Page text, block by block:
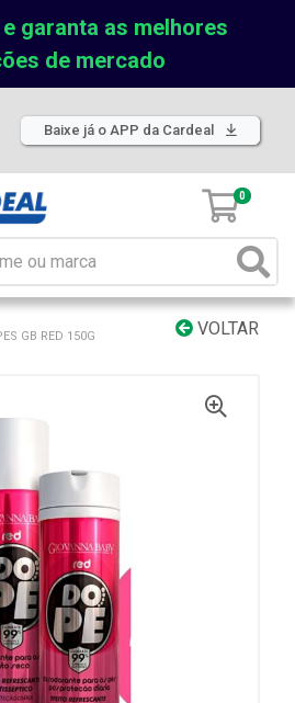
garanta as melhores
de mercado
Baixe já o APP da Cardeal
0
VOLTAR
GB RED 150G